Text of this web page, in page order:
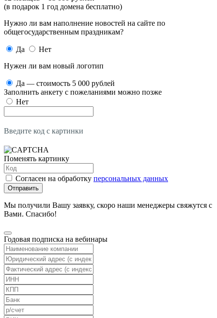
(в подарок 1 год домена бесплатно)
Нужно ли вам наполнение новостей на сайте по
общегосударственным праздникам?
Да
Нет
Нужен ли вам новый логотип
Да — стоимость 5 000 рублей
Заполнить анкету с пожеланиями можно позже
Нет
Введите код с картинки
Поменять картинку
Согласен на обработку персональных данных
Отправить
Мы получили Вашу заявку, скоро наши менеджеры свяжутся с
Вами. Спасибо!
Годовая подписка на вебинары